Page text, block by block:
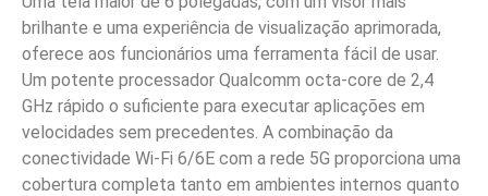
brilhante e uma experiência de visualização aprimorada,
oferece aos funcionários uma ferramenta fácil de usar.
Um potente processador Qualcomm octa-core de 2,4
GHz rápido o suficiente para executar aplicações em
velocidades sem precedentes. A combinação da
conectividade Wi-Fi 6/6E com a rede 5G proporciona uma
cobertura completa tanto em ambientes internos quanto